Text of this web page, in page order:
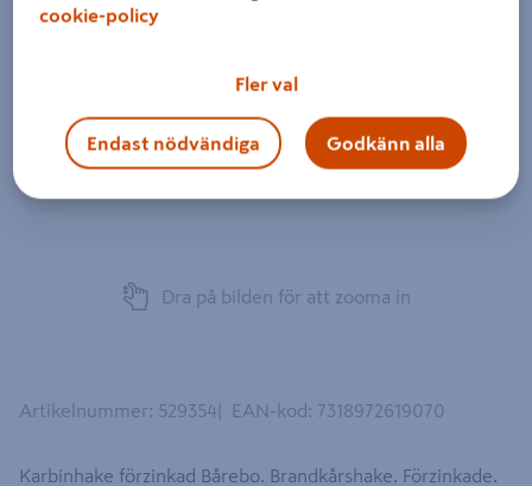
Dra på bilden för att zooma in
Artikelnummer: 529354 EAN-kod : 7318972619070
Karbinhake förzinkad Bårebo. Brandkårshake. Förzinkade.
cookie-policy
Fler val
Endast nödvändiga Godkänn alla